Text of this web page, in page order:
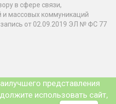
в сфере связи,
массовых коммуникаций
от 02.09.2019 ЭЛ № ФС 77
представления
использовать сайт,